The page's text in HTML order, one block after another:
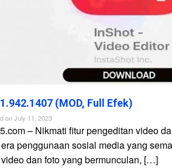
(MOD, Full Efek)
onJuly 11, 2023
– Nikmati fitur pengeditan video
penggunaan sosial media yang
dan foto yang bermunculan, […]